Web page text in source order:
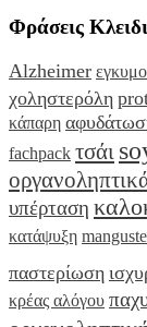
Φράσεις
Alzheimer
χοληστερόλη
κάπαρη
fachpack τσάι
υπέρταση
κατάψυξη
παστερίωση
κρέας αλόγου